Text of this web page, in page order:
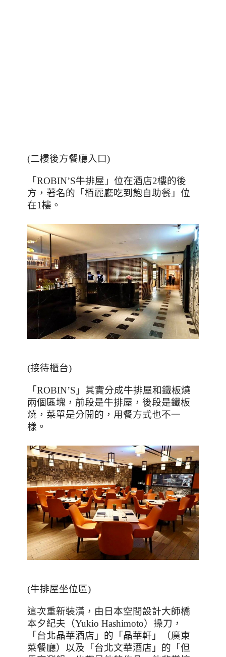
(二樓後方餐廳入口)
「 ROBIN’S牛排屋」位在酒店2樓的後
方，著名的「栢麗廳吃到飽自助餐」位
在1樓。
(接待櫃台)
「ROBIN’S」其實分成牛排屋和鐵板燒
兩個區塊，前段是牛排屋，後段是鐵板
燒，菜單是分開的，用餐方式也不一
樣。
(牛排屋坐位區)
這次重新裝潢，由日本空間設計大師橋
本夕紀夫（Yukio Hashimoto）操刀，
「台北晶華酒店」的「晶華軒」（廣東
菜餐廳）以及「台北文華酒店」的「但